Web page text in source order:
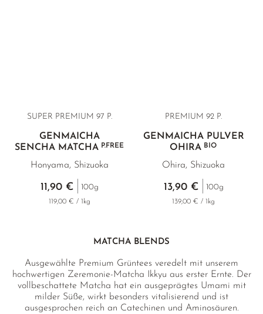
SUPER PREMIUM 97 P.
GENMAICHA
SENCHA MATCHA P.FREE
Honyama, Shizuoka
11,90 € 100g
119,00 € / 1kg
PREMIUM 92 P.
GENMAICHA PULVER
OHIRABIO
Ohira, Shizuoka
13,90 € 100g
139,00 € / 1kg
MATCHA BLENDS
Ausgewählte Premium Grüntees veredelt mit unserem
hochwertigen Zeremonie-Matcha Ikkyu aus erster Ernte. Der
vollbeschattete Matcha hat ein ausgeprägtes Umami mit
milder Süße, wirkt besonders vitalisierend und ist
ausgesprochen reich an Catechinen und Aminosäuren.